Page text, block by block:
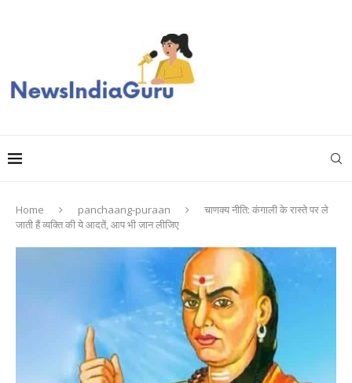
Home panchaang-puraan
चाणक्य नीति: कंगाली के रास्ते पर ले
जाती हैं व्यक्ति की ये आदतें, आप भी जान लीजिए